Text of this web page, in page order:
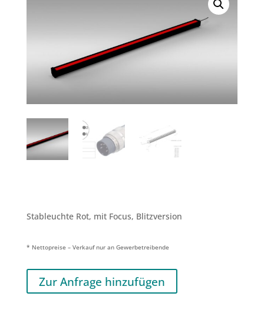
Stableuchte Rot, mit Focus, Blitzversion
* Nettopreise – Verkauf nur an Gewerbetreibende
Zur Anfrage hinzufügen